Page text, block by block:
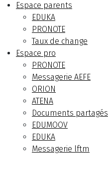
Espace parents
EDUKA
PRONOTE
Taux de change
Espace pro
PRONOTE
Messagerie AEFE
ORION
ATENA
Documents partagés
EDUMOOV
EDUKA
Messagerie lftm